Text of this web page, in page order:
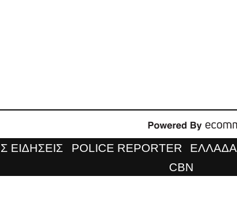
ΕΙΔΗΣΕΙΣ POLICE REPORTER ΕΛΛΑΔΑ
CBN